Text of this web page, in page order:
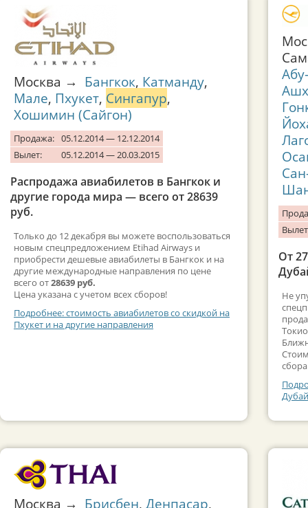
Москва → Бангкок, Катманду,
Мале, Пхукет, Сингапур,
Хошимин (Сайгон)
Продажа: 05.12.2014 — 12.12.2014
Вылет:
05.12.2014 — 20.03.2015
Распродажа авиабилетов в Бангкок и
другие города мира — всего от 28639
руб.
Только до 12 декабря вы можете воспользоваться
новым спецпредложением Etihad Airways и
приобрести дешевые авиабилеты в Бангкок и на
другие международные направления по цене
всего от28639 руб.
Цена указана с учетом всех сборов!
Подробнее: стоимость авиабилетов со скидкой на
Пхукет и на другие направления
Москва → Брисбен, Денпасар,
От
Не